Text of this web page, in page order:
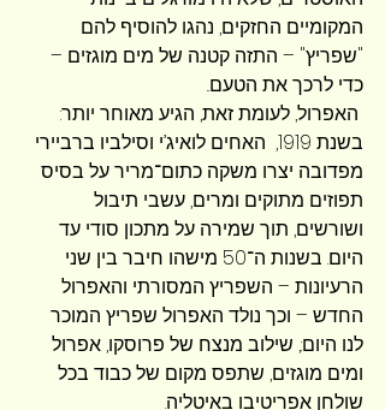
המקומיים החזקים, נהגו להוסיף להם
"שפריץ" – התזה קטנה של מים מוגזים –
כדי לרכך את הטעם..
האפרול, לעומת זאת, הגיע מאוחר יותר:
בשנת 1919,  האחים לואיג’י וסילביו ברביירי
מפדובה יצרו משקה כתום־מריר על בסיס
תפוזים מתוקים ומרים, עשבי תיבול
ושורשים, תוך שמירה על מתכון סודי עד
היום. בשנות ה־50 מישהו חיבר בין שני
הרעיונות – השפריץ המסורתי והאפרול
החדש – וכך נולד האפרול שפריץ המוכר
לנו היום:, שילוב מנצח של פרוסקו, אפרול
ומים מוגזים, שתפס מקום של כבוד בכל
שולחן אפריטיבו באיטליה.